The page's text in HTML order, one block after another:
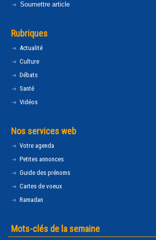
Soumettre article
Rubriques
Actualité
Culture
Débats
Santé
Vidéos
Nos services web
Votre agenda
Petites annonces
Guide des prénoms
Cartes de voeux
Ramadan
Mots-clés de la semaine